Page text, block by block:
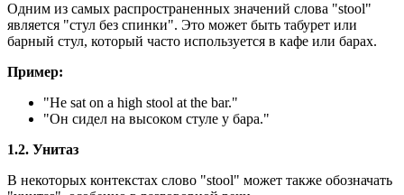
Одним из самых распространенных значений слова "stool"
является "стул без спинки". Это может быть табурет или
барный стул, который часто используется в кафе или барах.
Пример:
"He sat on a high stool at the bar."
"Он сидел на высоком стуле у бара."
1.2. Унитаз
В некоторых контекстах слово "stool" может также обозначать